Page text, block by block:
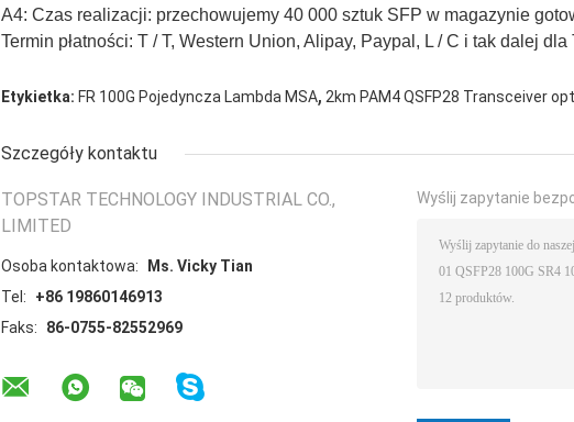
A4: Czas realizacji: przechowujemy 40 000 sztuk SFP w magazynie
Termin płatności: T / T, Western Union, Alipay, Paypal, L / C i tak dalej
Etykietka: FR 100G Pojedyncza Lambda MSA, 2km PAM4 QSFP28 Transceiver
Szczegóły kontaktu
TOPSTAR TECHNOLOGY INDUSTRIAL CO.,
LIMITED
Osoba kontaktowa:
Ms. Vicky Tian
Tel:
+86 19860146913
Faks:
86-0755-82552969
Wyślij zapytanie